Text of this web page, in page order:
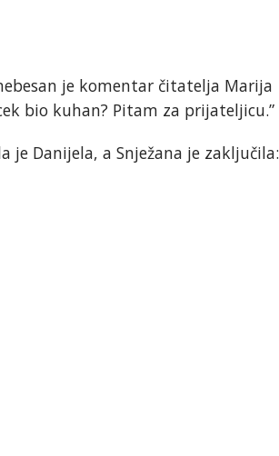
je komentar čitatelja Marija
bio kuhan? Pitam za prijateljicu.”
je Danijela, a Snježana je zaključila: